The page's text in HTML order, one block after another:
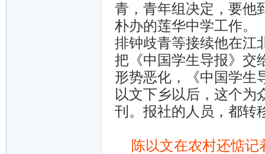
青，青年组决定，要他
朴办的莲华中学工作。
排钟歧青等接续他在江
把《中国学生导报》交
形势恶化，《中国学生
以文下乡以后，这个为
刊。报社的人员，都转
陈以文在农村还惦